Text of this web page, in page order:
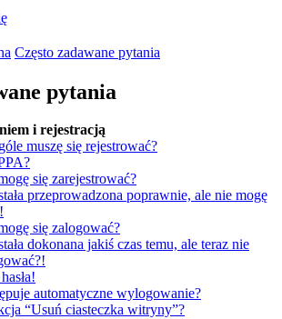
Często zadawane pytania
pytania
i rejestracją
muszę się rejestrować?
się zarejestrować?
przeprowadzona poprawnie, ale nie mogę
się zalogować?
dokonana jakiś czas temu, ale teraz nie
automatyczne wylogowanie?
“Usuń ciasteczka witryny”?